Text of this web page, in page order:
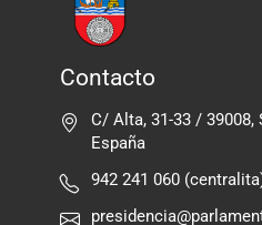
Contacto
C/ Alta, 31-33 / 39008,
España
942 241 060